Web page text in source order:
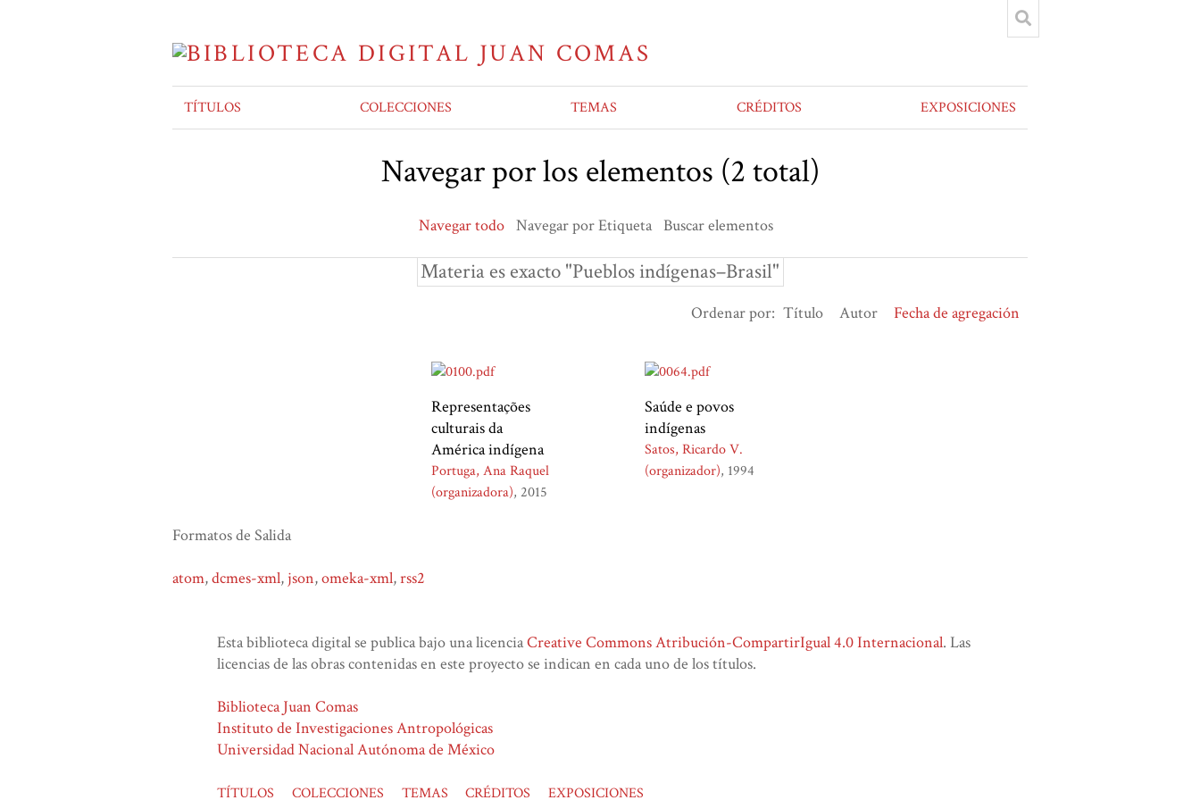
TÍTULOS COLECCIONES TEMAS CRÉDITOS EXPOSICIONES
Navegar por los elementos (2 total)
Navegar todo Navegar por Etiqueta Buscar elementos
Materia es exacto "Pueblos indígenas–Brasil"
Ordenar por: Título Autor Fecha de agregación
Representações
culturais da
América indígena
Portuga, Ana Raquel
(organizadora) 2015
Saúde e povos
indígenas
Satos, Ricardo V.
(organizador) 1994
Formatos de Salida
atom,dcmes-xml, json,omeka-xml,rss2
Esta biblioteca digital se publica bajo una licenciaCreative Commons Atribución-CompartirIgual 4.0 Internacional. Las
licencias de las obras contenidas en este proyecto se indican en cada uno de los títulos.
Biblioteca Juan Comas
Instituto de Investigaciones Antropológicas
Universidad Nacional Autónoma de México
TÍTULOS COLECCIONES TEMAS CRÉDITOS EXPOSICIONES